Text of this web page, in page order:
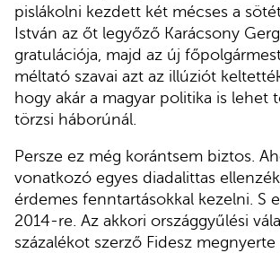
pislákolni kezdett két mécses a
István az őt legyőző Karácsony
gratulációja, majd az új
méltató szavai azt az illúziót
hogy akár a magyar politika is lehet
törzsi háborúnál.
Persze ez még korántsem biztos.
vonatkozó egyes diadalittas
érdemes fenntartásokkal kezelni. S
2014-re. Az akkori országgyűlési
százalékot szerző Fidesz megnyerte